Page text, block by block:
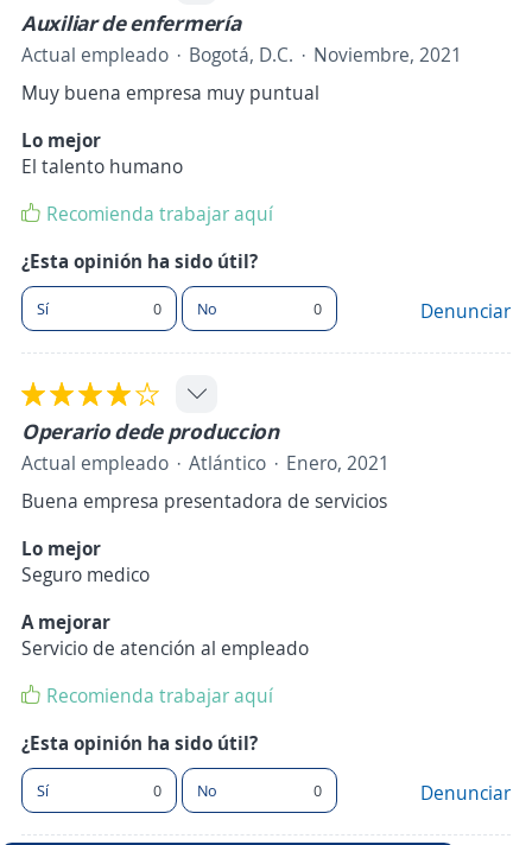
Auxiliar de enfermería
Actual empleado Bogotá, D.C.
Noviembre, 2021
Muy buena empresa muy puntual
Lo mejor
El talento humano
Recomienda trabajar aquí
¿Esta opinión ha sido útil?
Sí 0 No 0 Denunciar
Operario dede produccion
Actual empleado Atlántico
Enero, 2021
Buena empresa presentadora de servicios
Lo mejor
Seguro medico
A mejorar
Servicio de atención al empleado
Recomienda trabajar aquí
¿Esta opinión ha sido útil?
Sí 0 No 0 Denunciar